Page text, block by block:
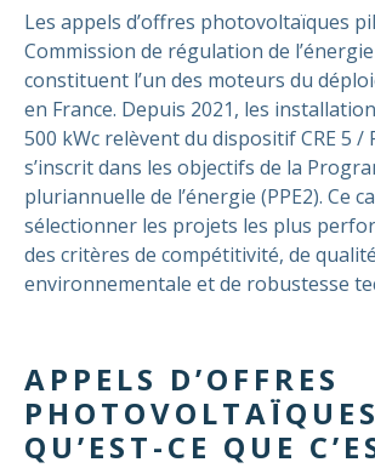
Les appels d’offres photovoltaïques
Commission de régulation de l’énergie
constituent l’un des moteurs du
en France. Depuis 2021, les
500 kWc relèvent du dispositif CRE 5 /
s’inscrit dans les objectifs de la
pluriannuelle de l’énergie (PPE2). Ce
sélectionner les projets les plus
des critères de compétitivité, de qualité
environnementale et de robustesse
APPELS D’OFFRES
QU’EST-CE QUE